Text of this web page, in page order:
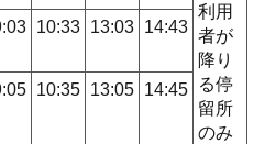
利用
者が
降り
る停
留所
のみ
10:33 13:03 14:43
10:35 13:05 14:45